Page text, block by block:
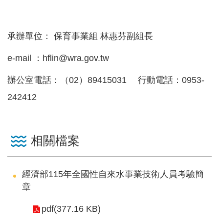
性
平
區
交
承辦單位： 保育事業組 林惠芬副組長
e-mail ：hflin@wra.gov.tw
辦公室電話：（02）89415031 行動電話：0953-
242412
相關檔案
經濟部115年全國性自來水事業技術人員考驗簡
章
pdf(377.16 KB)